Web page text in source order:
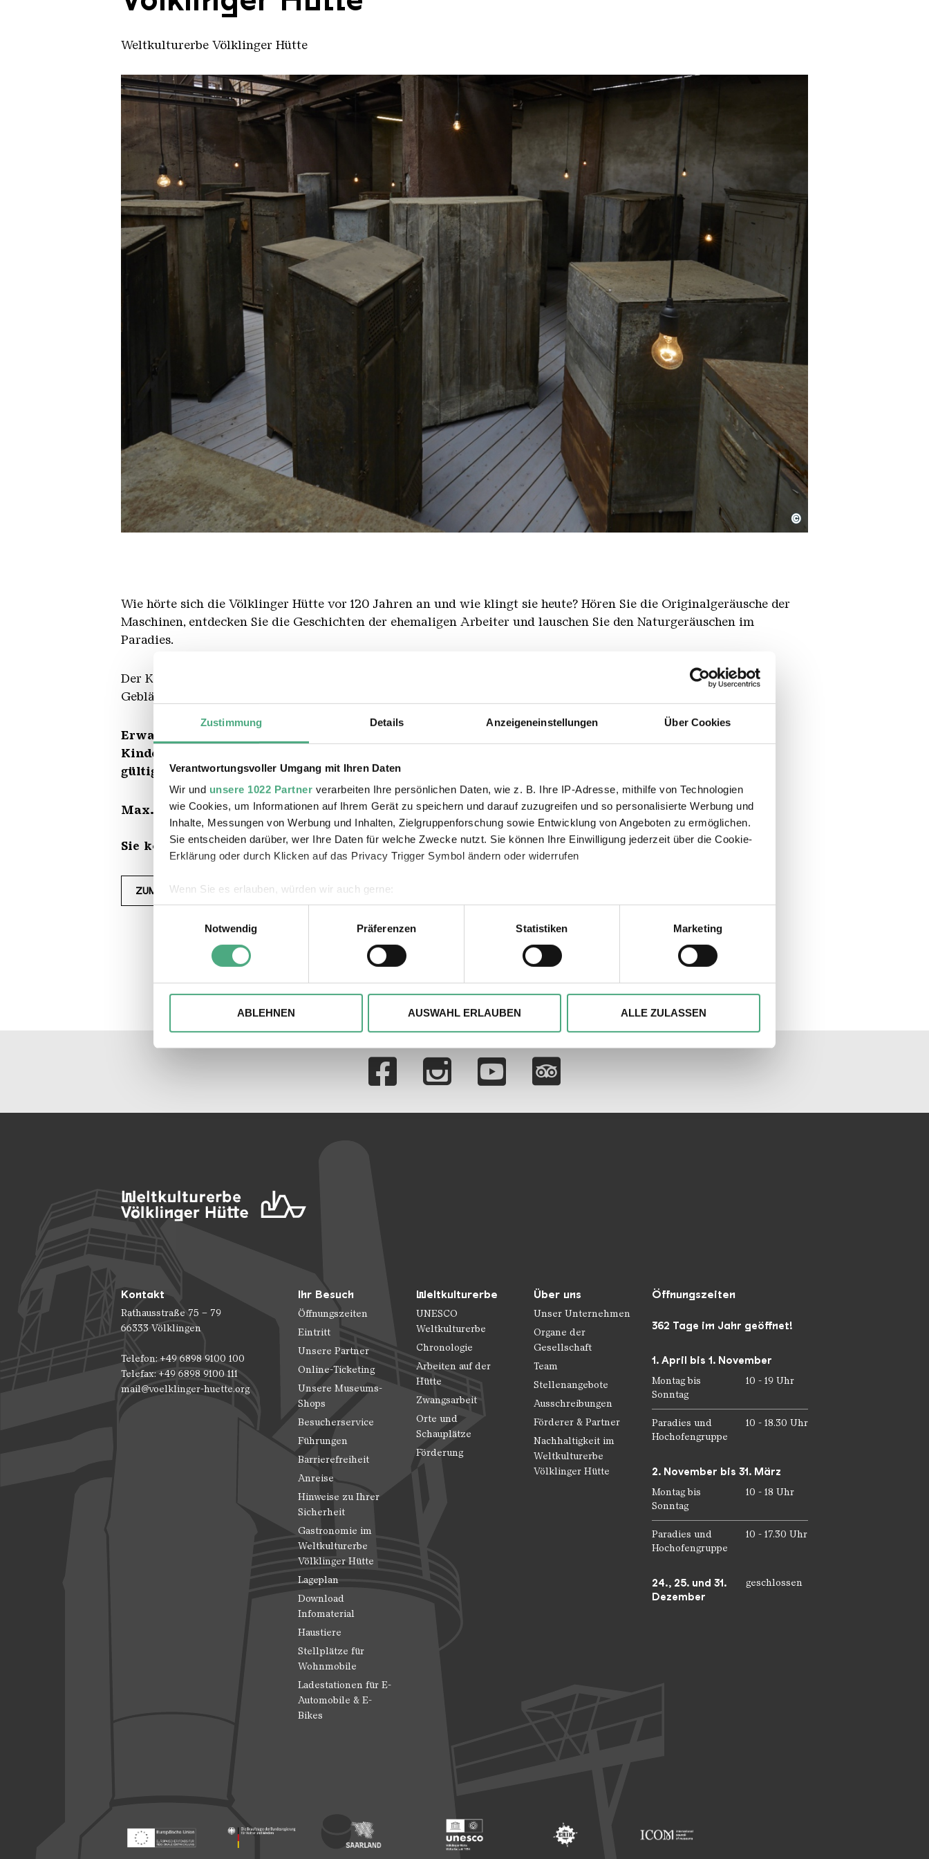
Zustimmung Details Anzeigeneinstellungen Über Cookies
Verantwortungsvoller Umgang mit Ihren Daten
Wir und unsere 1022 Partner verarbeiten Ihre persönlichen Daten, wie z. B. Ihre IP-Adresse, mithilfe von Technologien
wie Cookies, um Informationen auf Ihrem Gerät zu speichern und darauf zuzugreifen und so personalisierte Werbung und
Inhalte, Messungen von Werbung und Inhalten, Zielgruppenforschung sowie Entwicklung von Angeboten zu ermöglichen.
Sie entscheiden darüber, wer Ihre Daten für welche Zwecke nutzt. Sie können Ihre Einwilligung jederzeit über die Cookie-
Erklärung oder durch Klicken auf das Privacy Trigger Symbol ändern oder widerrufen
Wenn Sie es erlauben, würden wir auch gerne:
Informationen über Ihre geografische Lage erfassen, welche bis auf einige Meter genau sein können
Ihr Gerät durch aktives Scannen nach bestimmten Merkmalen (Fingerprinting) identifizieren
Erfahren Sie mehr darüber, wie Ihre persönlichen Daten verarbeitet werden, und legen Sie Ihre Präferenzen imAbschnitt
Einzelheitenfest.
Wir verwenden ggfs. Cookies, um Inhalte und Anzeigen zu personalisieren, besondere Funktionen anbieten zu können und
die Zugriffe auf unsere Website zu analysieren. Außerdem geben wir ggfs. Informationen zu Ihrer Verwendung unserer
Notwendig
Präferenzen Statistiken Marketing
ABLEHNEN AUSWAHL ERLAUBEN ALLE ZULASSEN
Weltkulturerbe Völklinger Hütte
Erinnerungen I
Copyright: Weltkulturerbe Völklinger Hütte | Hans-Georg Merkel
©
Wie hörte sich die Völklinger Hütte vor 120 Jahren an und wie klingt sie heute? Hören Sie die Originalgeräusche der
Maschinen, entdecken Sie die Geschichten der ehemaligen Arbeiter und lauschen Sie den Naturgeräuschen im
Paradies.
Der Klangspaziergang stellt die Töne im heutigen Weltkulturerbe in Dialog mit den historischen Geräuschen der
Gebläsemaschinen, vom Abstich oder dem Quietschen des Erzschrägaufzugs.
Erwachsene 5 €
Kinder und Jugendliche bis einschl. 18 Jahre Teilnahme frei
gültig ab 1. November 2025
Max. 30 Personen.
Sie können Ihre Tickets in unseremOnline-Shopoder an der Kasse erwerben.
ZUM ONLINE-SHOP
Verlinkungen zu unseren
Kontakt
Rathausstraße 75 – 79
66333 Völklingen
Telefon: +49 6898 9100 100
Telefax: +49 6898 9100 111
mail@voelklinger-huette.org
Ihr Besuch
Öffnungszeiten
Eintritt
Unsere Partner
Online-Ticketing
Unsere Museums-
Shops
Besucherservice
Führungen
Barrierefreiheit
Anreise
Hinweise zu Ihrer
Sicherheit
Gastronomie im
Weltkulturerbe
Völklinger Hütte
Lageplan
Download
Infomaterial
Haustiere
Stellplätze für
Wohnmobile
Ladestationen für E-
Automobile & E-
Bikes
Weltkulturerbe
UNESCO
Weltkulturerbe
Chronologie
Arbeiten auf der
Hütte
Zwangsarbeit
Orte und
Schauplätze
Förderung
Über uns
Unser Unternehmen
Organe der
Gesellschaft
Team
Stellenangebote
Ausschreibungen
Förderer & Partner
Nachhaltigkeit im
Weltkulturerbe
Völklinger Hütte
Öffnungszeiten
362 Tage im Jahr geöffnet!
1. April bis 1. November
Montag bis
Sonntag
10 - 19 Uhr
Paradies und
Hochofengruppe
10 - 18.30 Uhr
2. November bis 31. März
Montag bis
Sonntag
10 - 18 Uhr
Paradies und
Hochofengruppe
10 - 17.30 Uhr
24., 25. und 31.
Dezember
geschlossen